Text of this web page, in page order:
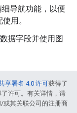
细导航功能，以便
用。
据字段并使用图
享署名 4.0 许可获得了
了许可。有关详情，请
/或其关联公司的注册商